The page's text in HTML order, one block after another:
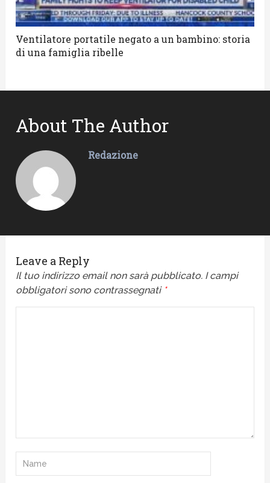
Ventilatore portatile negato a un bambino: storia
di una famiglia ribelle
About The Author
Redazione
Leave a Reply
Il tuo indirizzo email non sarà pubblicato. I campi
obbligatori sono contrassegnati *